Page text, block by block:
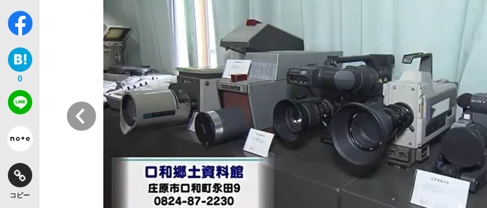
「目標達成できなかったからと言って…」サッカー日本代表・森保一監督...
もっと見る
the Style
もっと見る
0
コピー
前